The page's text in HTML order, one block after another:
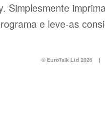
Simplesmente
e leve-as
© EuroTalk Ltd 2026 |